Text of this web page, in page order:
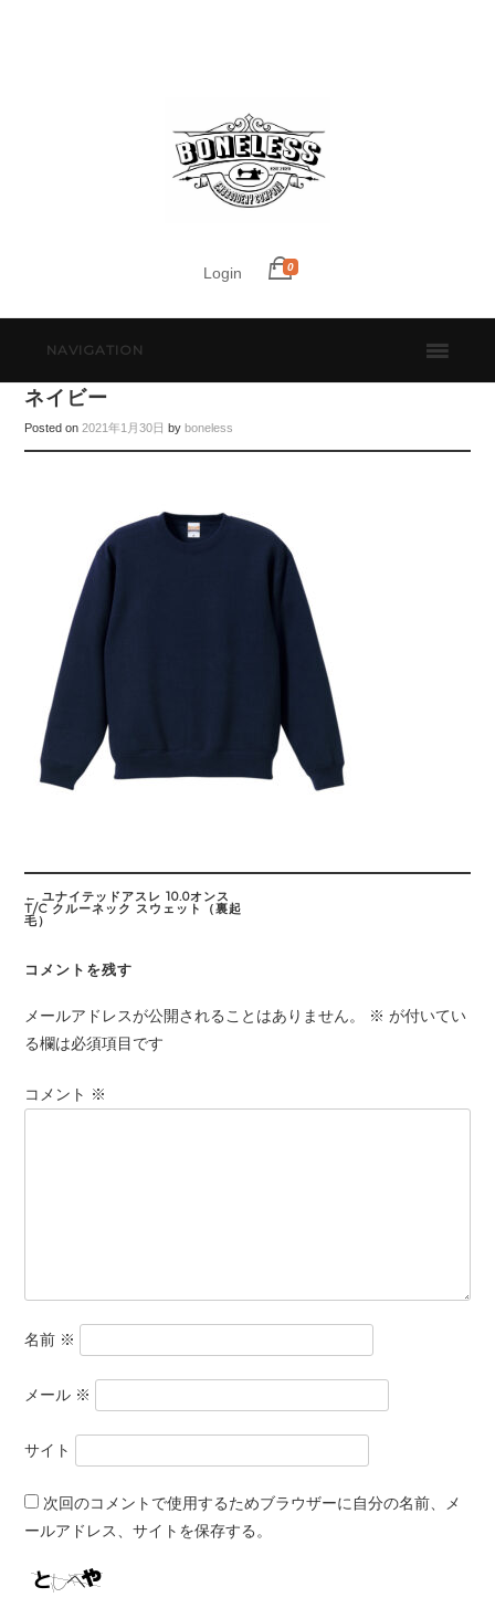
Login 0
NAVIGATION
ネイビー
Posted on2021年1月30日 byboneless
Post
navigation
← ユナイテッドアスレ 10.0オンス
T/C クルーネック スウェット（裏起
毛）
コメントを残す
メールアドレスが公開されることはありません。 ※ が付いてい
る欄は必須項目です
コメント ※
名前 ※
メール ※
サイト
次回のコメントで使用するためブラウザーに自分の名前、メ
ールアドレス、サイトを保存する。